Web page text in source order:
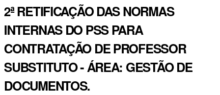
2ª RETIFICAÇÃO DAS NORMAS
INTERNAS DO PSS PARA
CONTRATAÇÃO DE PROFESSOR
SUBSTITUTO - ÁREA: GESTÃO DE
DOCUMENTOS.